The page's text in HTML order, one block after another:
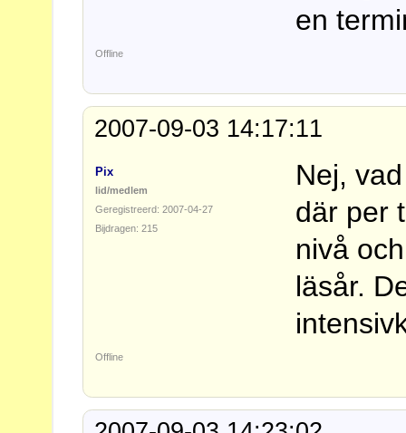
en
Offline
2007-09-03 14:17:11
Pix
lid/medlem
Geregistreerd: 2007-04-27
Bijdragen: 215
Nej,
där per
nivå
läsår.
Offline